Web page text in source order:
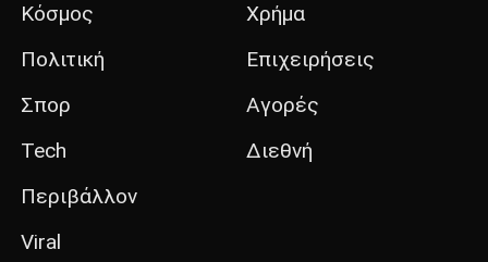
Κόσμος
Πολιτική
Σπορ
Tech
Περιβάλλον
Viral
Χρήμα
Επιχειρήσεις
Αγορές
Διεθνή